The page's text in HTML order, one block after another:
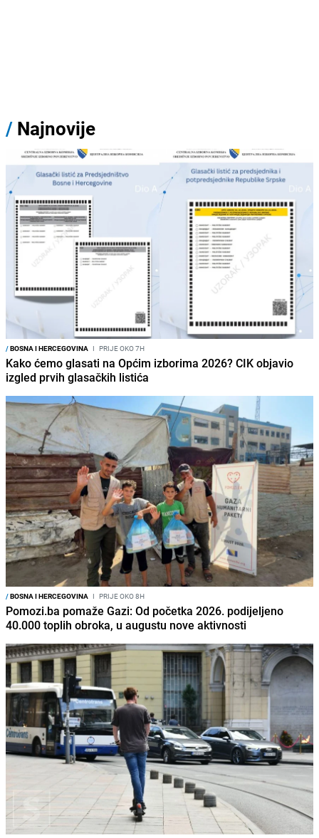
/ Najnovije
/BOSNA I HERCEGOVINA I PRIJE OKO 7H
Kako ćemo glasati na Općim izborima 2026? CIK objavio
izgled prvih glasačkih listića
/BOSNA I HERCEGOVINA I PRIJE OKO 8H
Pomozi.ba pomaže Gazi: Od početka 2026. podijeljeno
40.000 toplih obroka, u augustu nove aktivnosti